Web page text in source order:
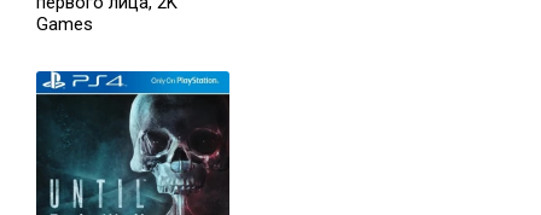
Games